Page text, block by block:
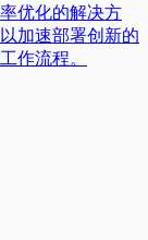
优化的解决方
加速部署创新的
作流程。